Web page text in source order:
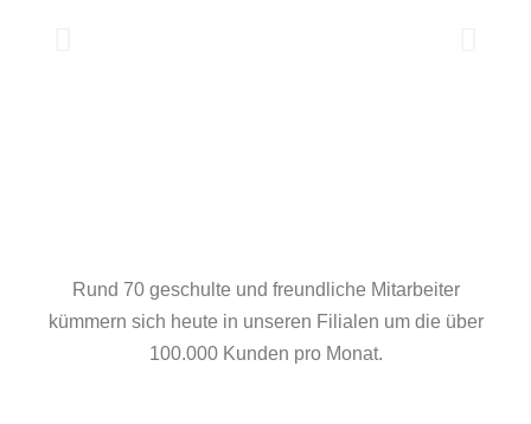
Rund 70 geschulte und freundliche Mitarbeiter
kümmern sich heute in unseren Filialen um die über
100.000 Kunden pro Monat.